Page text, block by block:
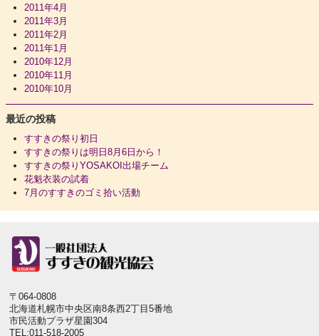
2011年4月
2011年3月
2011年2月
2011年1月
2010年12月
2010年11月
2010年10月
最近の投稿
すすきの祭り初日
すすきの祭りは明日8月6日から！
すすきの祭りYOSAKOI出場チーム
花魁衣装の試着
7月のすすきのゴミ拾い活動
〒064-0808
北海道札幌市中央区南8条西2丁目5番地
市民活動プラザ星園304
TEL:011-518-2005